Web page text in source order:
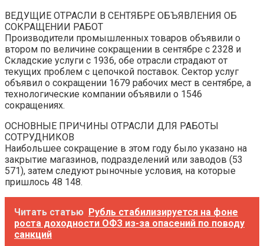
ВЕДУЩИЕ ОТРАСЛИ В СЕНТЯБРЕ ОБЪЯВЛЕНИЯ ОБ
СОКРАЩЕНИИ РАБОТ
Производители промышленных товаров объявили о
втором по величине сокращении в сентябре с 2328 и
Складские услуги с 1936, обе отрасли страдают от
текущих проблем с цепочкой поставок. Сектор услуг
объявил о сокращении 1679 рабочих мест в сентябре, а
технологические компании объявили о 1546
сокращениях.
ОСНОВНЫЕ ПРИЧИНЫ ОТРАСЛИ ДЛЯ РАБОТЫ
СОТРУДНИКОВ
Наибольшее сокращение в этом году было указано на
закрытие магазинов, подразделений или заводов (53
571), затем следуют рыночные условия, на которые
пришлось 48 148.
Читать статью Рубль стабилизируется на фоне
роста доходности ОФЗ из-за опасений по поводу
санкций